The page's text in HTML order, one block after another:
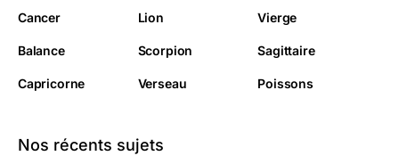
Cancer Lion Vierge
Balance Scorpion Sagittaire
Capricorne Verseau Poissons
Nos récents sujets